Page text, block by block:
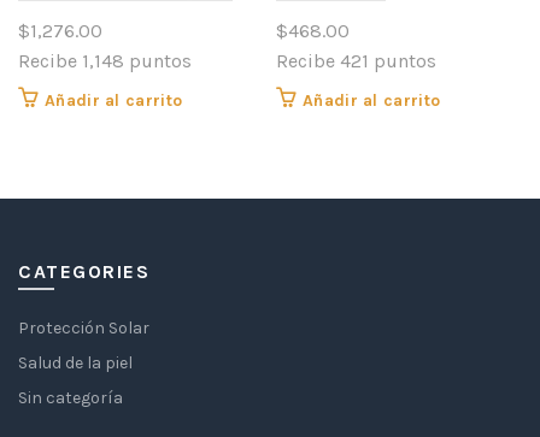
$1,276.00
Recibe 1,148 puntos
Añadir al carrito
$468.00
Recibe 421 puntos
Añadir al carrito
CATEGORIES
Protección Solar
Salud de la piel
Sin categoría